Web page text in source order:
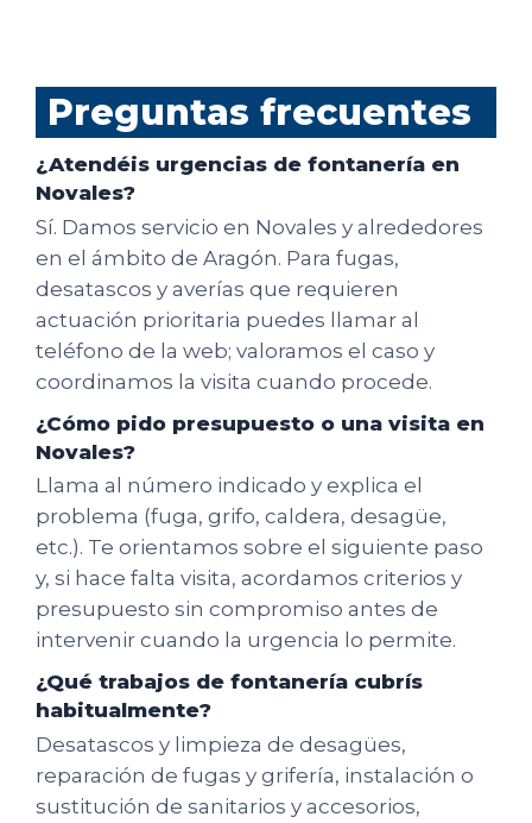
Preguntas frecuentes
¿Atendéis urgencias de fontanería en
Novales?
Sí. Damos servicio en Novales y alrededores
en el ámbito de Aragón. Para fugas,
desatascos y averías que requieren
actuación prioritaria puedes llamar al
teléfono de la web; valoramos el caso y
coordinamos la visita cuando procede.
¿Cómo pido presupuesto o una visita en
Novales?
Llama al número indicado y explica el
problema (fuga, grifo, caldera, desagüe,
etc.). Te orientamos sobre el siguiente paso
y, si hace falta visita, acordamos criterios y
presupuesto sin compromiso antes de
intervenir cuando la urgencia lo permite.
¿Qué trabajos de fontanería cubrís
habitualmente?
Desatascos y limpieza de desagües,
reparación de fugas y grifería, instalación o
sustitución de sanitarios y accesorios,